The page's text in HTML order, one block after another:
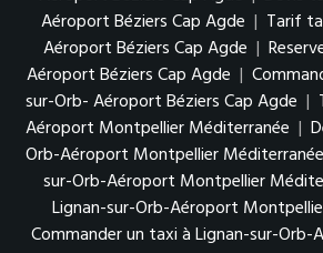
Aéroport Béziers Cap Agde | Tarif
Aéroport Béziers Cap Agde |
Aéroport Béziers Cap Agde |
sur-Orb- Aéroport Béziers Cap Agde |
Aéroport Montpellier Méditerranée |
Orb-Aéroport Montpellier Méditerranée
sur-Orb-Aéroport Montpellier
Lignan-sur-Orb-Aéroport
Commander un taxi à Lignan-sur-